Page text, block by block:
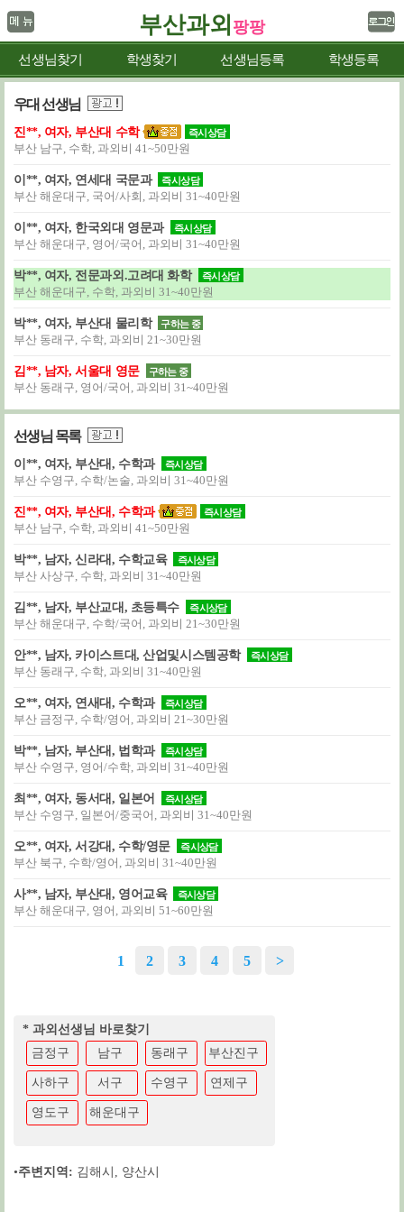
부산과외 팡팡
선생님찾기 학생찾기 선생님등록 학생등록
우대 선생님
진**, 여자, 부산대 수학 즉시상담
부산 남구, 수학, 과외비 41~50만원
이**, 여자, 연세대 국문과 즉시상담
부산 해운대구, 국어/사회, 과외비 31~40만원
이**, 여자, 한국외대 영문과 즉시상담
부산 해운대구, 영어/국어, 과외비 31~40만원
박**, 여자, 전문과외.고려대 화학 즉시상담
부산 해운대구, 수학, 과외비 31~40만원
박**, 여자, 부산대 물리학 구하는 중
부산 동래구, 수학, 과외비 21~30만원
김**, 남자, 서울대 영문 구하는 중
부산 동래구, 영어/국어, 과외비 31~40만원
선생님 목록
이**, 여자, 부산대, 수학과 즉시상담
부산 수영구, 수학/논술, 과외비 31~40만원
진**, 여자, 부산대, 수학과 즉시상담
부산 남구, 수학, 과외비 41~50만원
박**, 남자, 신라대, 수학교육 즉시상담
부산 사상구, 수학, 과외비 31~40만원
김**, 남자, 부산교대, 초등특수 즉시상담
부산 해운대구, 수학/국어, 과외비 21~30만원
안**, 남자, 카이스트대, 산업및시스템공학 즉시상담
부산 동래구, 수학, 과외비 31~40만원
오**, 여자, 연새대, 수학과 즉시상담
부산 금정구, 수학/영어, 과외비 21~30만원
박**, 남자, 부산대, 법학과 즉시상담
부산 수영구, 영어/수학, 과외비 31~40만원
최**, 여자, 동서대, 일본어 즉시상담
부산 수영구, 일본어/중국어, 과외비 31~40만원
오**, 여자, 서강대, 수학/영문 즉시상담
부산 북구, 수학/영어, 과외비 31~40만원
사**, 남자, 부산대, 영어교육 즉시상담
부산 해운대구, 영어, 과외비 51~60만원
1 2 3 4 5 >
* 과외선생님 바로찾기
금정구
남구 동래구 부산진구
사하구 서구 수영구 연제구
영도구 해운대구
•주변지역: 김해시 , 양산시